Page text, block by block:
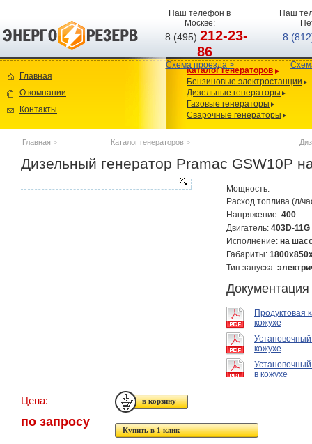
Наш телефон в
Москве:
8 (495)212-23-
86
Схема проезда >
Наш
8
Главная
О компании
Контакты
Каталог генераторов
Бензиновые электростанции
Дизельные генераторы
Газовые генераторы
Сварочные генераторы
Главная > Каталог генераторов >
Дизельный генератор Pramac GSW10P
Мощность:
Расход топлива (л/
Напряжение: 400
Двигатель: 403D-11G
Исполнение: на
Габариты:
Тип запуска:
Документация
Продуктовая
кожухе
кожухе
в кожухе
Цена:
по запросу
Купить в 1 клик